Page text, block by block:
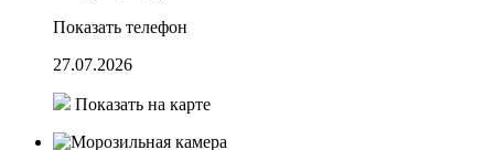
Показать телефон
27.07.2026
Показать на карте